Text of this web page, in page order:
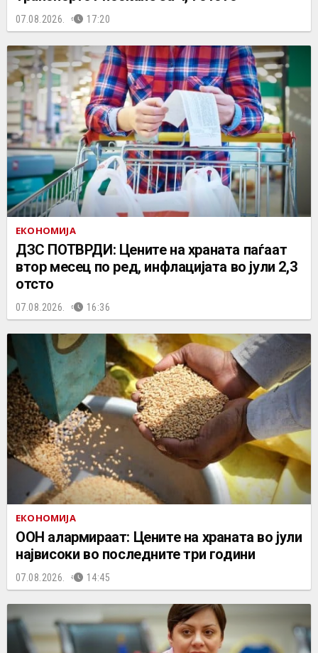
07.08.2026. 17:20
ЕКОНОМИЈА
ДЗС ПОТВРДИ: Цените на храната паѓаат
втор месец по ред, инфлацијата во јули 2,3
отсто
07.08.2026. 16:36
ЕКОНОМИЈА
ООН алармираат: Цените на храната во јули
највисоки во последните три години
07.08.2026. 14:45